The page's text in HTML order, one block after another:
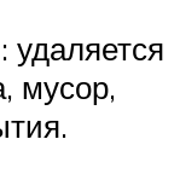
удаляется
мусор,